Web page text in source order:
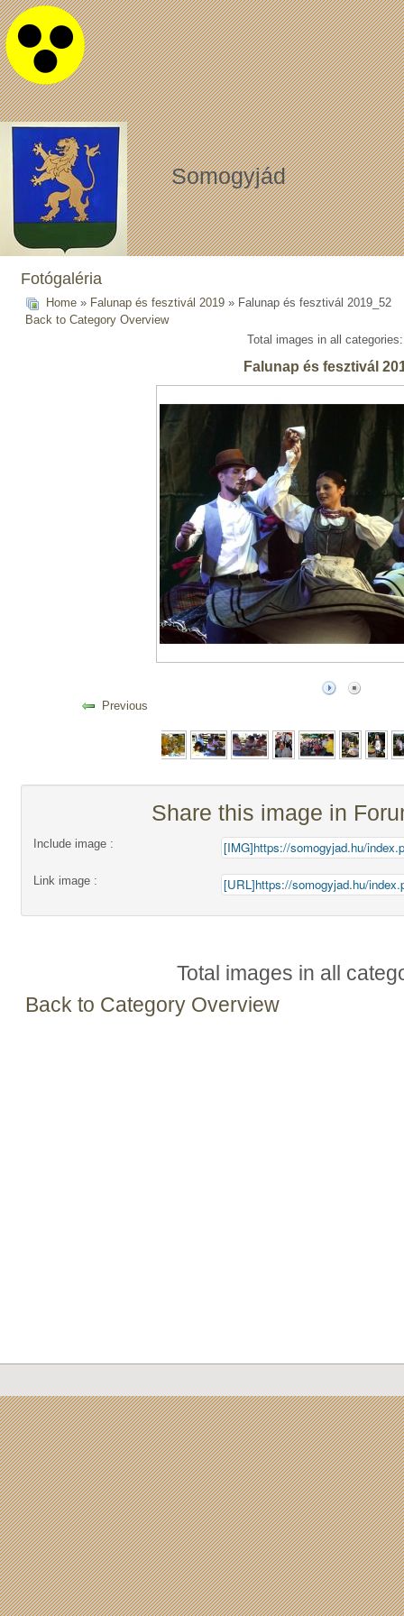
Somogyjád
Fotógaléria
Home » Falunap és fesztivál 2019 » Falunap és fesztivál 2019_52
Back to Category Overview
Total images in all
Falunap és fesztivál
Previous
Share this image in
Include image :
Link image :
Total images in all
Back to Category Overview